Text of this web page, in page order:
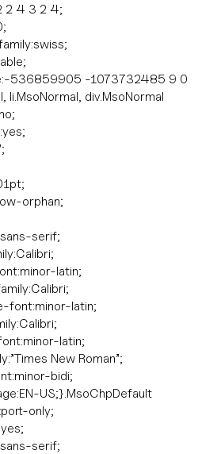
2 4 3 2 4;
536859905 -1073732485 9 0
li.MsoNormal, div.MsoNormal
orphan;
serif;
latin;
font:minor-latin;
latin;
New Roman”;
bidi;
US;}.MsoChpDefault
only;
serif;